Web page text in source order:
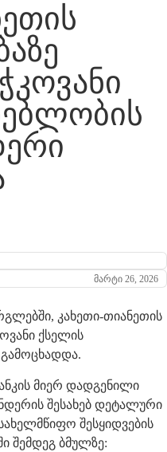
მარტი 26, 2026
კახეთი-თიანეთის
ქსელის
მიერ დადგენილი
შესახებ დეტალური
შესყიდვების
შემდეგ ბმულზე: